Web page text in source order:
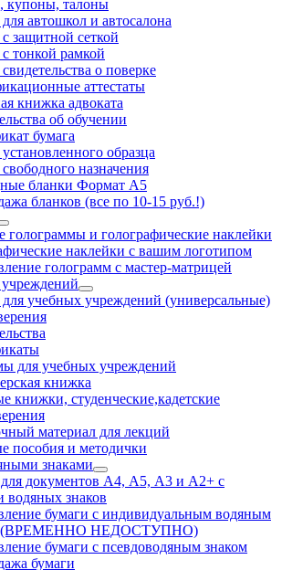
купоны, талоны
автошкол и автосалона
защитной сеткой
тонкой рамкой
о поверке
аттестаты
книжка адвоката
об обучении
бумага
образца
назначения
бланки Формат А5
бланков (все по 10-15 руб.!)
голограммы и голографические наклейки
наклейки с вашим логотипом
голограмм с мастер-матрицей
учебных учреждений (универсальные)
для учебных учреждений
книжка
книжки, студенческие,кадетские
материал для лекций
пособия и методички
знаками
для документов А4, А5, А3 и А2+ с
водяных знаков
бумаги с индивидуальным водяным
(ВРЕМЕННО НЕДОСТУПНО)
бумаги с псевдоводяным знаком
бумаги